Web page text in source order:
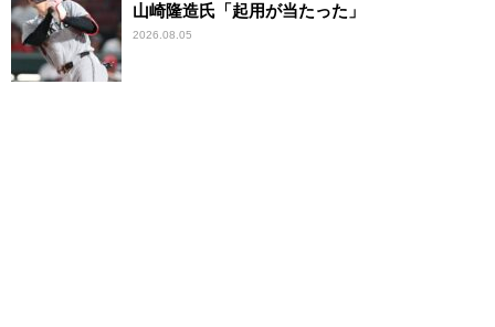
山崎隆造氏「起用が当たった」
2026.08.05